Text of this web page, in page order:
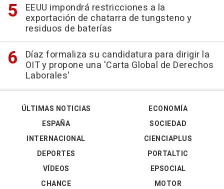
EEUU impondrá restricciones a la
exportación de chatarra de tungsteno y
residuos de baterías
Díaz formaliza su candidatura para dirigir la
OIT y propone una 'Carta Global de Derechos
Laborales'
ÚLTIMAS NOTICIAS
ESPAÑA
INTERNACIONAL
DEPORTES
VÍDEOS
ECONOMÍA
SOCIEDAD
CIENCIAPLUS
PORTALTIC
EPSOCIAL
CHANCE
MOTOR